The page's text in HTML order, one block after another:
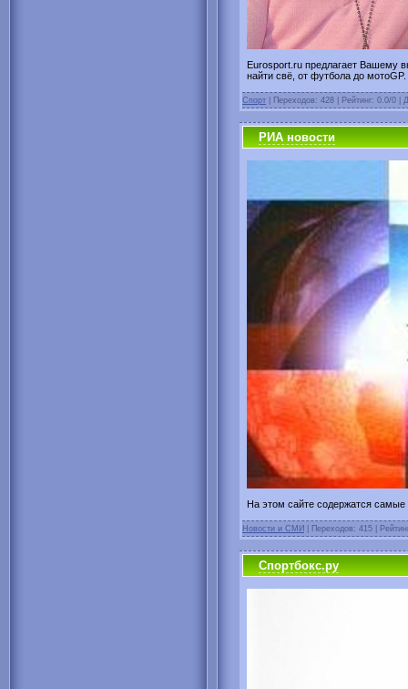
Eurosport.ru предлагает Вашему
найти свё, от футбола до мотоGP.
Спорт | Переходов: 428 | Рейтинг: 0.0/0 |
РИА новости
На этом сайте содержатся самые
Новости и СМИ | Переходов: 415 |
Спортбокс.ру